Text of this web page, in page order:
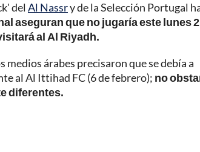
del Al Nassry de la Selección Portugal
aseguran que no jugaría este lunes
al Al Riyadh.
medios árabes precisaron que se debía a
al Al Ittihad FC (6 de febrero); no
diferentes.